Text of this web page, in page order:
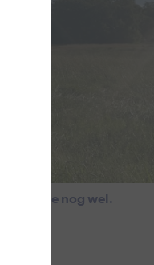
voel je nog wel.